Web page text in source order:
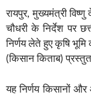
रायपुर, मुख्यमंत्री
चौधरी के निर्देश पर
निर्णय लेते हुए कृषि
(किसान किताब)
यह निर्णय किसानों